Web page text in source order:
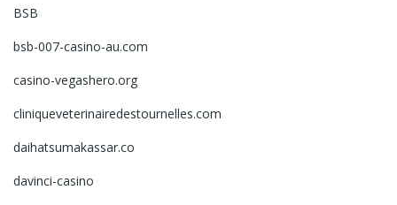
BSB
bsb-007-casino-au.com
casino-vegashero.org
cliniqueveterinairedestournelles.com
daihatsumakassar.co
davinci-casino